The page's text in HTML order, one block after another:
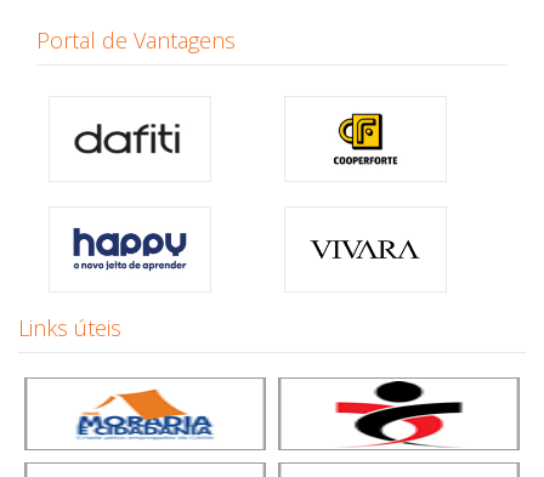
Portal de Vantagens
Links úteis